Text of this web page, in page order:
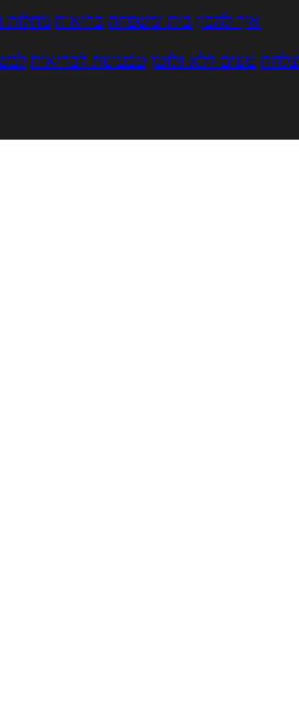
איך להכין בית ומשפחה בריאות מחלות
טעים ללא גלוטן טבעונות לבריאות